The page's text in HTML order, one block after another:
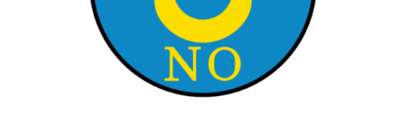
DÄTSCHERFEST